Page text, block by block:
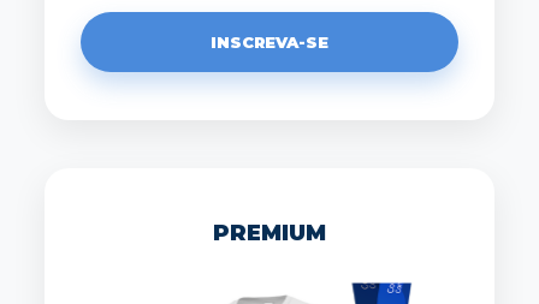
INSCREVA-SE
PREMIUM